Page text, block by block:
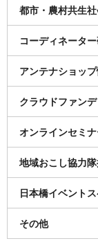
都市・農村共生
コーディネータ
アンテナショッ
クラウドファン
オンラインセミ
地域おこし協力
日本橋イベント
その他